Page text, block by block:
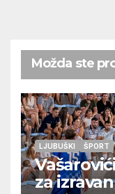
Možda ste
LJUBUŠKI ŠPORT
za